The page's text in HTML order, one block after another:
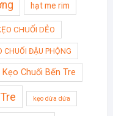
hạt me rim
CHUỐI DẺO
CHUỐI ĐẬU PHỘNG
Kẹo Chuối Bến Tre
kẹo dừa dứa